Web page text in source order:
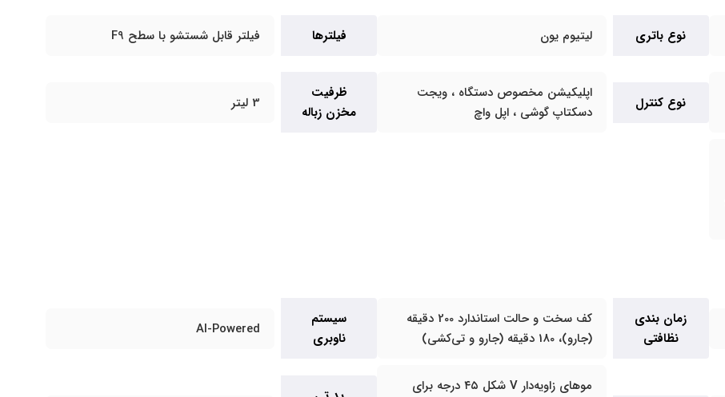
نوع باتری لیتیوم یون فیلترها فیلتر قابل شستشو با سطح F9
نوع کنترل
اپلیکیشن مخصوص دستگاه ، ویجت
دسکتاپ گوشی ، اپل واچ
ظرفیت
مخزن زباله
3 لیتر
زمان بندی
نظافتی
کف سخت و حالت استاندارد 200 دقیقه
(جارو)، 180 دقیقه (جارو و تی‌کشی)
سیستم
ناوبری
AI-Powered
موهای زاویه‌دار V شکل ۴۵ درجه برای